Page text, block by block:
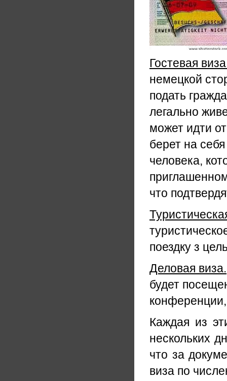
Гостевая
немецкой
подать
легально
может идти
берет на
человека,
что
поездку з
Деловая виза.
будет
Каждая из
нескольких
что за
виза по